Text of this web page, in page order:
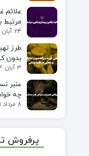
علائم
مرتبط
24 آبان 1399
طرز
بدون
3 آبان 1404
عنبر
چه
8 مرداد 1401
پرفروش